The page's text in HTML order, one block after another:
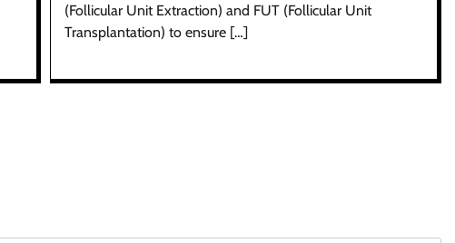
(Follicular Unit Extraction) and FUT (Follicular Unit
Transplantation) to ensure […]